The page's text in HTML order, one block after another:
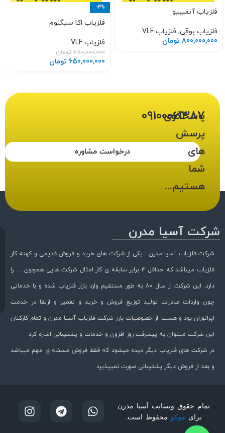
فلزیاب آنفیبیو
فلزیاب بوقی, فلزیاب VLF
800,000,000 تومان
-4%
فلزیاب اکا سیگنوم
فلزیاب VLF
680,000,000 تومان
650,000,000 تومان
درخواست مشاوره
پاسخگوی
پرسش
های
شما
هستیم...
09100061387
شرکت آسیا مدرن
شرکت فلزیاب آسیا مدرن : یکی از شرکت های خرید و فروش قدیمی و کهنه کار
فلزیاب میباشد که حداقل ۴ برابر سابقه ی کار امثال شرکت هایی همچون … را
دارد. این شرکت از سال ۸۰ به طور مستقیم وارد بازار فلزیاب شده و با خدماتی
چون واردات صادرات تولید توزیع فروش و خرید و تعمیر و ارتقا در خدمت
اپراتوران بود و هست. از خصوصیات بارز شرکت فلزیاب آسیا مدرن و تمام کارکنان
این شرکت میتوان به پیشرفت روز افزون و خدمات و پشتیبانی اشاره کرد
در شرکت های فلزیاب دیگر دیده میشود که فقط فروش مسئله ی مهم میباشد
و بعد از فروش دیگر پشتیبانی صورت نمیپذیرد
تمام حقوق وبسایت آسیا مدرن
برای موکو محفوظ است.